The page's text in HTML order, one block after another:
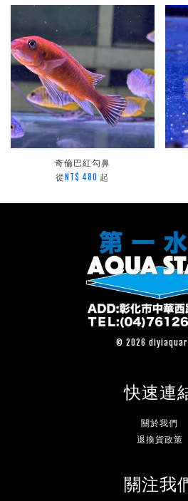
奇倫巴紅勾鼻
從 NT$ 480 起
© 2026
快速連
關於我們
退換貨政策
關注我